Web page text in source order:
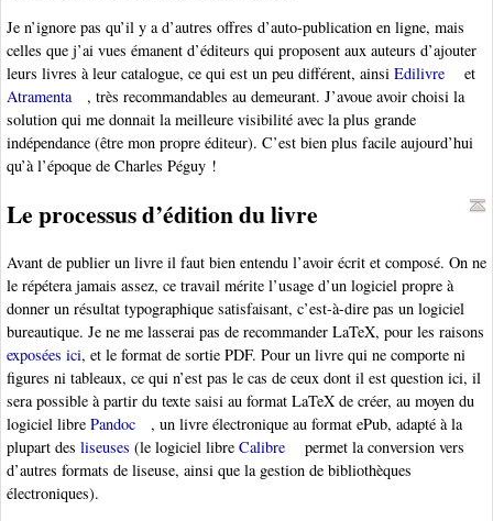
Je n’ignore pas qu’il y a d’autres offres d’auto-publication en ligne, mais
celles que j’ai vues émanent d’éditeurs qui proposent aux auteurs d’ajouter
leurs livres à leur catalogue, ce qui est un peu différent, ainsi Edilivre
et
Atramenta
, très recommandables au demeurant. J’avoue avoir choisi la
solution qui me donnait la meilleure visibilité avec la plus grande
indépendance (être mon propre éditeur). C’est bien plus facile aujourd’hui
qu’à l’époque de Charles Péguy !
Le processus d’édition du livre
Avant de publier un livre il faut bien entendu l’avoir écrit et composé. On ne
le répétera jamais assez, ce travail mérite l’usage d’un logiciel propre à
donner un résultat typographique satisfaisant, c’est-à-dire pas un logiciel
bureautique. Je ne me lasserai pas de recommander LaTeX, pour les raisons
exposées ici, et le format de sortie PDF. Pour un livre qui ne comporte ni
figures ni tableaux, ce qui n’est pas le cas de ceux dont il est question ici, il
sera possible à partir du texte saisi au format LaTeX de créer, au moyen du
logiciel libre Pandoc
, un livre électronique au format ePub, adapté à la
plupart des liseuses (le logiciel libre Calibre
permet la conversion vers
d’autres formats de liseuse, ainsi que la gestion de bibliothèques
électroniques).